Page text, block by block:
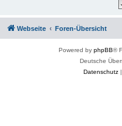
Webseite Foren-Übersicht
Powered by phpBB®
Deutsche
Datenschutz|